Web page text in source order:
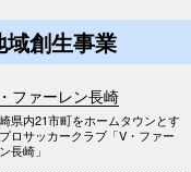
域創生事業
ファーレン長崎
県内21市町をホームタウンとす
ロサッカークラブ「V・ファー
長崎」